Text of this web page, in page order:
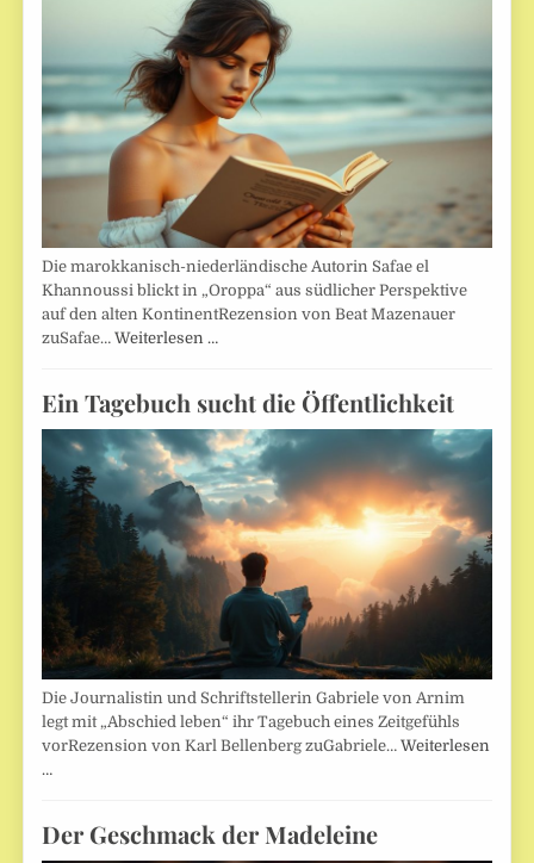
Die marokkanisch-niederländische Autorin Safae el
Khannoussi blickt in „Oroppa“ aus südlicher Perspektive
auf den alten KontinentRezension von Beat Mazenauer
zuSafae…Weiterlesen …
Ein Tagebuch sucht die Öffentlichkeit
Die Journalistin und Schriftstellerin Gabriele von Arnim
legt mit „Abschied leben“ ihr Tagebuch eines Zeitgefühls
vorRezension von Karl Bellenberg zuGabriele…Weiterlesen
…
Der Geschmack der Madeleine